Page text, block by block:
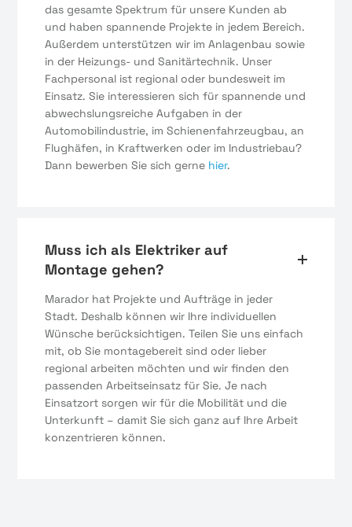
das gesamte Spektrum für unsere Kunden ab
und haben spannende Projekte in jedem Bereich.
Außerdem unterstützen wir im Anlagenbau sowie
in der Heizungs- und Sanitärtechnik. Unser
Fachpersonal ist regional oder bundesweit im
Einsatz. Sie interessieren sich für spannende und
abwechslungsreiche Aufgaben in der
Automobilindustrie, im Schienenfahrzeugbau, an
Flughäfen, in Kraftwerken oder im Industriebau?
Dann bewerben Sie sich gerne hier.
Muss ich als Elektriker auf
Montage gehen?
Marador hat Projekte und Aufträge in jeder
Stadt. Deshalb können wir Ihre individuellen
Wünsche berücksichtigen. Teilen Sie uns einfach
mit, ob Sie montagebereit sind oder lieber
regional arbeiten möchten und wir finden den
passenden Arbeitseinsatz für Sie. Je nach
Einsatzort sorgen wir für die Mobilität und die
Unterkunft – damit Sie sich ganz auf Ihre Arbeit
konzentrieren können.